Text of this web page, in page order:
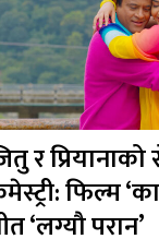
र प्रियानाको
फिल्म
‘लग्यौ परान’